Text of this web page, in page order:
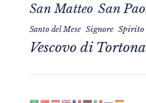
San Matteo San
Santo del Mese Signore Spirito
Vescovo di Tortona